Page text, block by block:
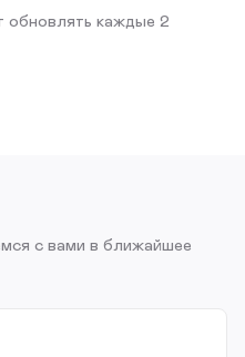
обновлять каждые 2
с вами в ближайшее